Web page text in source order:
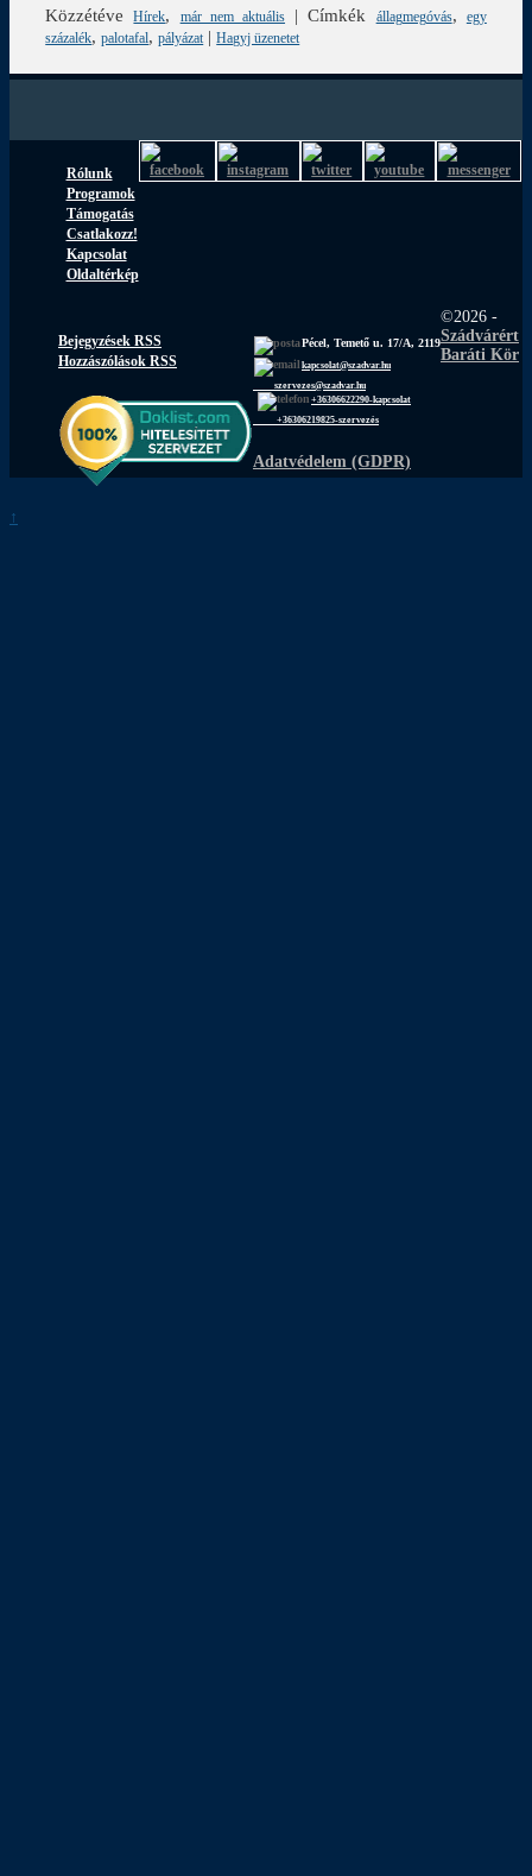
Közzétéve
Hírek, már nem aktuális |Címkék állagmegóvás,
egy
százalék,palotafal ,pályázat |Hagyj üzenetet
Rólunk
Programok
Támogatás
Csatlakozz!
Kapcsolat
Oldaltérkép
Bejegyzések RSS
Hozzászólások RSS
Pécel, Temető u. 17/A, 2119
kapcsolat@szadvar.hu
szervezes@szadvar.hu
+36306622290-kapcsolat
+36306219825-szervezés
©2026 -
Szádvárért
Baráti Kör
Adatvédelem (GDPR)
↑